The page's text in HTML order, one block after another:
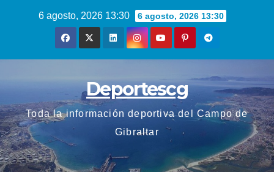
6 agosto, 2026 13:30 6 agosto, 2026 13:30
Deportescg
Toda la información deportiva del Campo de
Gibraltar